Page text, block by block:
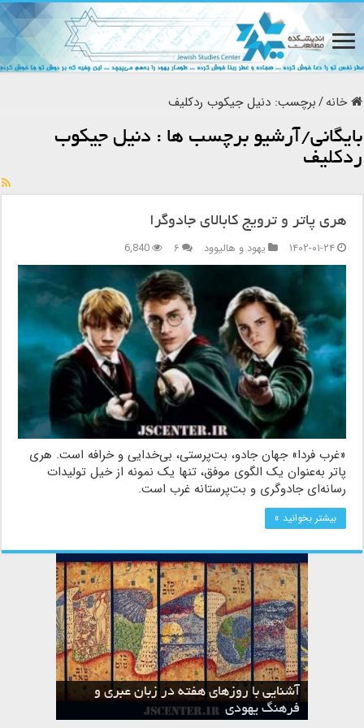
خانه/برچسب:دنیل جیکوب ردکلیف
بایگانی/آرشیو برچسب ها : دنیل جیکوب
ردکلیف
هری پاتر و ترویج کابالای جادوگرا
۱۴۰۲-۰۱-۲۴
یهود و هالیوود ۶ 6,840
«غرب فردا» جهان جادو، بت‌پرستی، بی‌خدایی و خرافه است. هری
پاتر به‌عنوان یک الگوی موفق، تنها یک نمونه از خیل تولیدات
رسانه‌ای جادوگری و بت‌پرستانه غرب است.
بیشتر بخوانید »
آشنایی با روزهای هفته در زبان عبری و
فرهنگ یهودی
ماه نیسان در تقویم عبری و میراث یهود
تقویم عبری
ماه شواط در تقویم عبری و میراث یهود
ماه طوت در تقویم عبری و میراث یهود
ماه حشوان در تقویم عبری و میراث یهود
ماه تیشری در تقویم عبری و میراث یهود
ماه الول در تقویم عبری و میراث یهود